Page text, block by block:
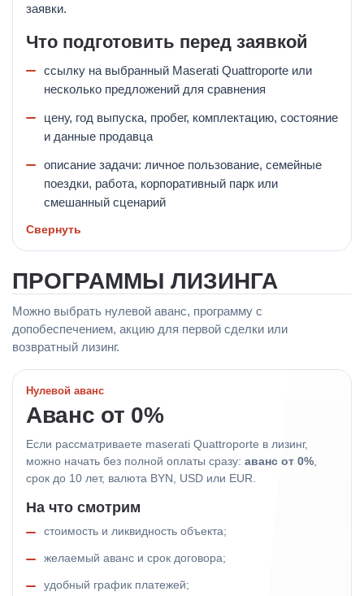
заявки.
Что подготовить перед заявкой
ссылку на выбранный Maserati Quattroporte или
несколько предложений для сравнения
цену, год выпуска, пробег, комплектацию, состояние
и данные продавца
описание задачи: личное пользование, семейные
поездки, работа, корпоративный парк или
смешанный сценарий
Свернуть
ПРОГРАММЫ ЛИЗИНГА
Можно выбрать нулевой аванс, программу с
допобеспечением, акцию для первой сделки или
возвратный лизинг.
Нулевой аванс
Аванс от 0%
Если рассматриваете maserati Quattroporte в лизинг,
можно начать без полной оплаты сразу: аванс от 0%
срок до 10 лет, валюта BYN, USD или EUR.
На что смотрим
стоимость и ликвидность объекта;
желаемый аванс и срок договора;
удобный график платежей;